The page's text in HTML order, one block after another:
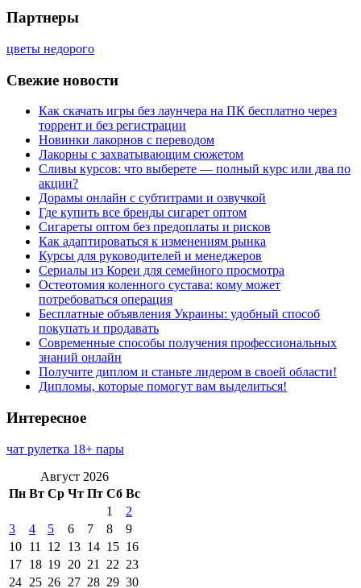
Партнеры
цветы недорого
Свежие новости
Как скачать игры без лаунчера на ПК бесплатно через
торрент и без регистрации
Новинки лакорнов с переводом
Лакорны с захватывающим сюжетом
Сливы курсов: что выберете — полный курс или два по
акции?
Дорамы онлайн с субтитрами и озвучкой
Где купить все бренды сигарет оптом
Сигареты оптом без предоплаты и рисков
Как адаптироваться к изменениям рынка
Курсы для руководителей и менеджеров
Сериалы из Кореи для семейного просмотра
Остеотомия коленного сустава: кому может
потребоваться операция
Бесплатные объявления Украины: удобный способ
покупать и продавать
Современные способы получения профессиональных
знаний онлайн
Получите диплом и станьте лидером в своей области!
Дипломы, которые помогут вам выделиться!
Интересное
чат рулетка 18+ пары
Август 2026
Пн Вт Ср Чт Пт Сб Вс
1
2
3
4 5 6 7 8
9
10 11 12 13 14 15 16
17 18 19 20 21 22 23
24 25 26 27 28 29 30